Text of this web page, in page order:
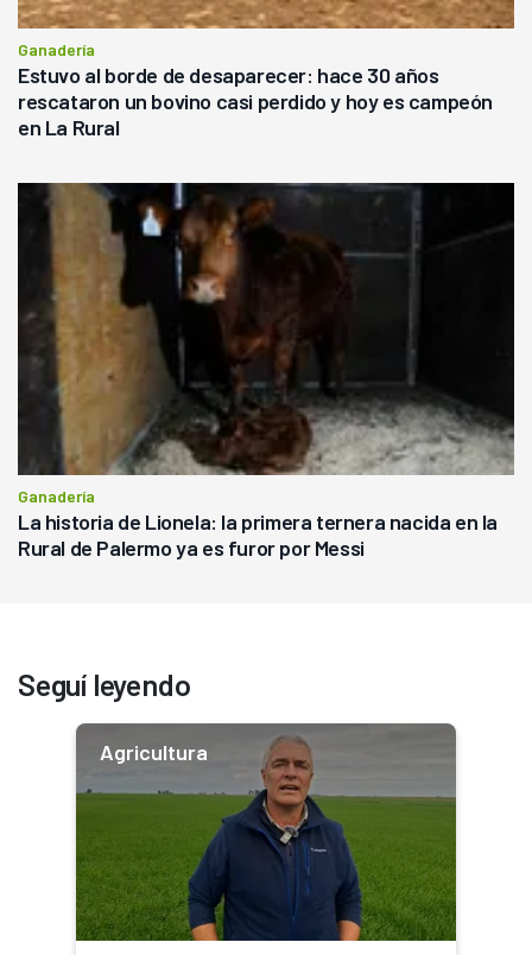
Ganadería
Estuvo al borde de desaparecer: hace 30 años
rescataron un bovino casi perdido y hoy es campeón
en La Rural
Ganadería
La historia de Lionela: la primera ternera nacida en la
Rural de Palermo ya es furor por Messi
Seguí leyendo
Agricultura